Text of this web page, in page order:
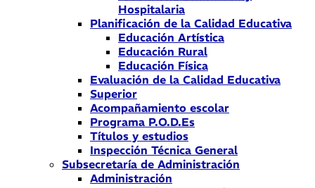
Hospitalaria
Planificación de la Calidad Educativa
Educación Artística
Educación Rural
Educación Física
Evaluación de la Calidad Educativa
Superior
Acompañamiento escolar
Programa P.O.D.Es
Títulos y estudios
Inspección Técnica General
Subsecretaría de Administración
Administración